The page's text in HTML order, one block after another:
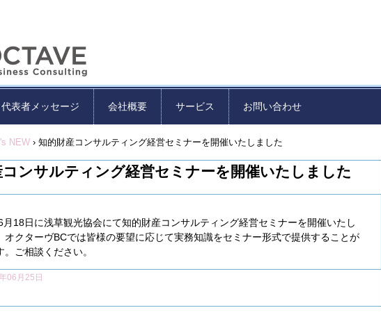
代表者メッセージ 会社概要 サービス お問い合わせ
NEW › 知的財産コンサルティング経営セミナーを開催いたしました
コンサルティング経営セミナーを開催いたしました
月18日に浅草観光協会にて知的財産コンサルティング経営セミナーを開催いたし
オクターヴBCでは皆様の要望に応じて実務知識をセミナー形式で提供することが
。ご相談ください。
06月25日